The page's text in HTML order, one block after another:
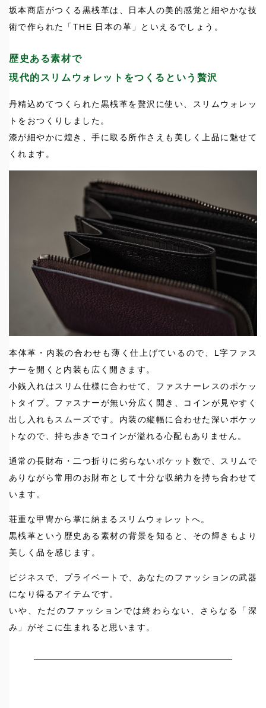
坂本商店がつくる黒桟革は、日本人の美的感覚と細やかな技
術で作られた「THE 日本の革」といえるでしょう。
歴史ある素材で
現代的スリムウォレットをつくるという贅沢
丹精込めてつくられた黒桟革を贅沢に使い、スリムウォレッ
トをおつくりしました。
漆が細やかに煌き、手に取る所作さえも美しく上品に魅せて
くれます。
本体革・内装の合わせも薄く仕上げているので、L字ファス
ナーを開くと内装も広く開きます。
小銭入れはスリム仕様に合わせて、ファスナーレスのポケッ
トタイプ。ファスナーが無い分広く開き、コインが見やすく
出し入れもスムーズです。内装の縦幅に合わせた深いポケッ
トなので、持ち歩きでコインが溢れる心配もありません。
通常の長財布・二つ折りに劣らないポケット数で、スリムで
ありながら常用のお財布として十分な収納力を持ち合わせて
います。
荘重な甲冑から掌に納まるスリムウォレットへ。
黒桟革という歴史ある素材の背景を知ると、その輝きもより
美しく品を感じます。
ビジネスで、プライベートで、あなたのファッションの武器
になり得るアイテムです。
いや、ただのファッションでは終わらない、さらなる「深
み」がそこに生まれると思います。